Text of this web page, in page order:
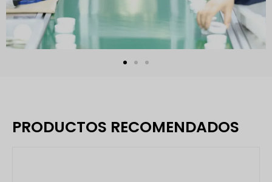
PRODUCTOS RECOMENDADOS